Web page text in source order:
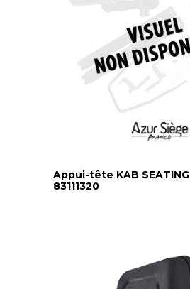
Appui-tête KAB SEATING
83111320